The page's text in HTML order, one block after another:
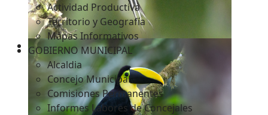
Actividad Productiva
Territorio y Geografía
Mapas Informativos
GOBIERNO MUNICIPAL
Alcaldia
Concejo Municipal
Comisiones Permanentes
Informes Labores de Concejales